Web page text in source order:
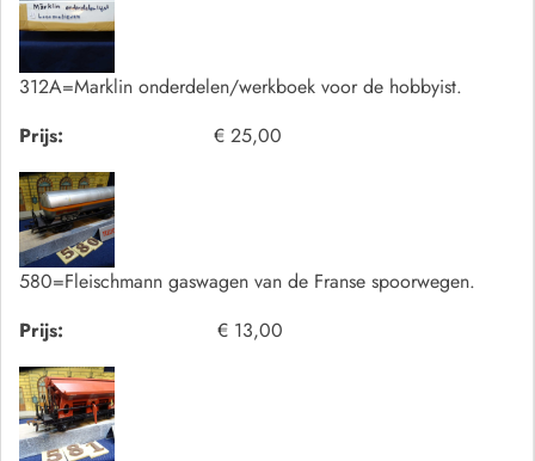
312A=Marklin onderdelen/werkboek voor de hobbyist.
Prijs:
€ 25,00
580=Fleischmann gaswagen van de Franse spoorwegen.
Prijs:
€ 13,00